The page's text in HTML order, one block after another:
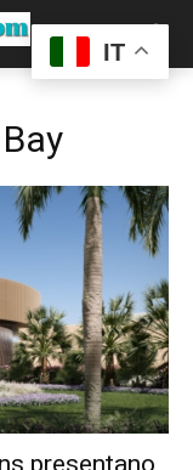
presentano
IT